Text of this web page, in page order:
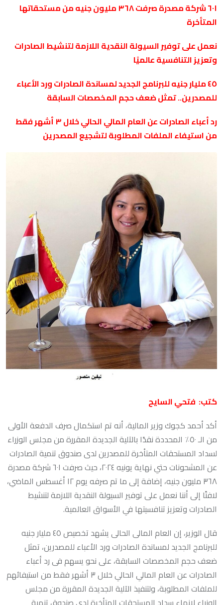
٦٠١ شركة مصدرة صرفت ٣٦٨ مليون جنيه من مستحقاتها
المتأخرة
نعمل على توفير السيولة النقدية اللازمة لتنشيط الصادرات
وتعزيز التنافسية عالميًا
٤٥ مليار جنيه للبرنامج الجديد لمساندة الصادرات ورد الأعباء
للمصدرين.. تمثل ضعف حجم المخصصات السابقة
رد أعباء الصادرات عن العام المالي الحالي خلال ٣ أشهر فقط
من استيفاء الملفات المطلوبة لتشجيع المصدرين
كتب: فتحي السايح
أكد أحمد كجوك وزير المالية، أنه تم استكمال صرف الدفعة الأولى
من الـ ٥٠٪؜ المحددة نقدًا بالآلية الجديدة المقررة من مجلس الوزراء
لسداد المستحقات المتأخرة للمصدرين لدى صندوق تنمية الصادرات
عن المشحونات حتي نهاية يونيه ٢٠٢٤، حيث صرفت ٦٠١ شركة مصدرة
٣٦٨ مليون جنيه، إضافة إلى ما تم صرفه يوم ١٢ أغسطس الماضي،
لافتًا إلى أننا نعمل على توفير السيولة النقدية اللازمة لتنشيط
الصادرات وتعزيز تنافسيتها في الأسواق العالمية.
قال الوزير، إن العام المالى الحالى يشهد تخصيص ٤٥ مليار جنيه
للبرنامج الجديد لمساندة الصادرات ورد الأعباء للمصدرين، تمثل
ضعف حجم المخصصات السابقة، على نحو يسهم فى رد أعباء
الصادرات عن العام المالي الحالي خلال ٣ أشهر فقط من استيفائهم
للملفات المطلوبة، ولتنفيذ الآلية الجديدة المقررة من مجلس